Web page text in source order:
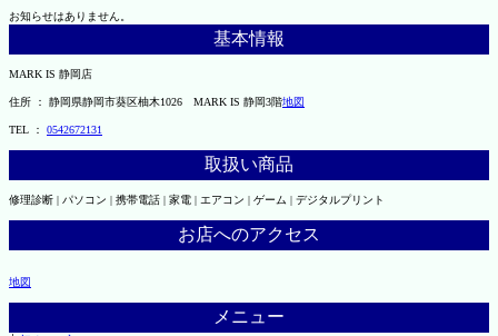
お知らせはありません。
基本情報
MARK IS 静岡店
住所 ： 静岡県静岡市葵区柚木1026 MARK IS 静岡3階地図
TEL ： 0542672131
取扱い商品
修理診断 | パソコン | 携帯電話 | 家電 | エアコン | ゲーム | デジタルプリント
お店へのアクセス
地図
メニュー